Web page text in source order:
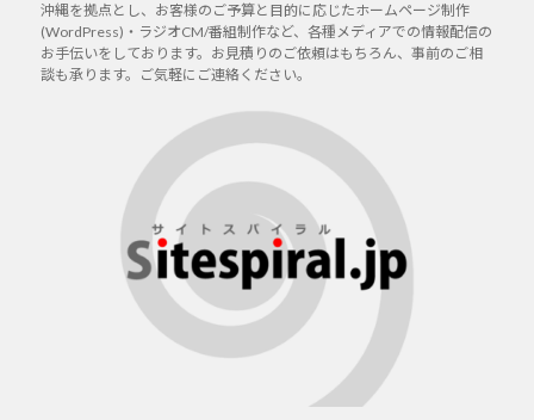
沖縄を拠点とし、お客様のご予算と目的に応じたホームページ制作
(WordPress)・ラジオCM/番組制作など、各種メディアでの情報配信の
お手伝いをしております。お見積りのご依頼はもちろん、事前のご相
談も承ります。ご気軽にご連絡ください。